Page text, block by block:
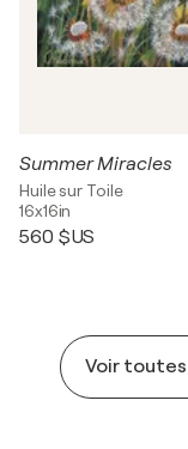
Summer Miracles
Huile sur Toile
16x16in
560 $US
Voir